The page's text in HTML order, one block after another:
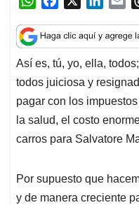
a
t
s
A
p
p
c
e
b
o
o
k
n
k
e
d
I
n
a
i
l
Así es, tú, yo, ella,
todos juiciosa y
pagar con los
la salud, el costo
carros para Salvatore
Por supuesto que
y de manera creciente